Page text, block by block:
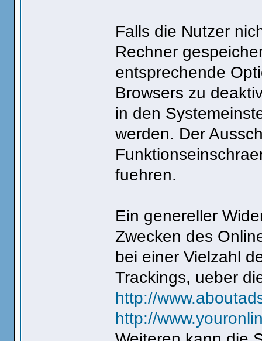
Falls die Nutzer
Rechner
entsprechende
Browsers zu
in den
werden. Der
fuehren.
Ein genereller
Zwecken des
bei einer Vielzahl
Trackings, ueber
http://
http://